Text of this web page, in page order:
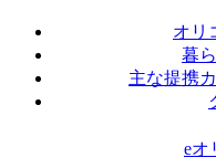
オリ
暮
主な提携
eオ